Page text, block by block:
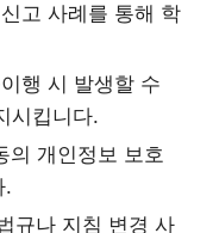
고 사례를 통해 학
행 시 발생할 수
시킵니다.
의 개인정보 보호
.
규나 지침 변경 사